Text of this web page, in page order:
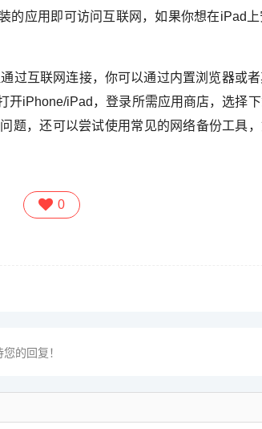
的应用即可访问互联网，如果你想在iPad
过互联网连接，你可以通过内置浏览器或
iPhone/iPad，登录所需应用商店，选择
题，还可以尝试使用常见的网络备份工具
0
的回复！